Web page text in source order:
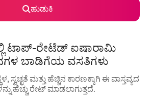
ಹುಡುಕಿ
ಟಾಪ್-ರೇಟೆಡ್ ಐಷಾರಾಮಿ
ಬಾಡಿಗೆಯ ವಸತಿಗಳು
ಸ್ವಚ್ಛತೆ ಮತ್ತು ಹೆಚ್ಚಿನ ಕಾರಣಕ್ಕಾಗಿ ಈ ವಾಸ್ತವ್ಯದ
ಹೆಚ್ಚು ರೇಟ್ ಮಾಡಲಾಗುತ್ತದೆ.